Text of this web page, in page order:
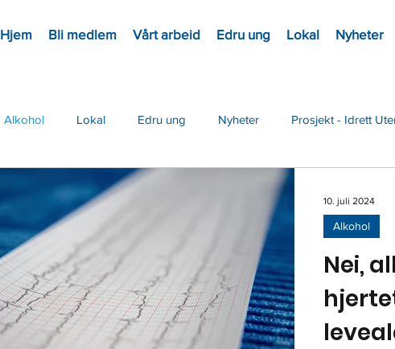
Hjem Bli medlem Vårt arbeid Edru ung Lokal Nyheter
Alkohol Lokal Edru ung Nyheter Prosjekt - Idrett
Nei,
Alkohol
10. juli 2024